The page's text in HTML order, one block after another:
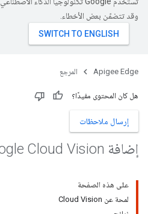
وقد تتضمّن بعض الأخطاء.
Apigee Edge المرجع
هل كان المحتوى مفيدًا؟
إرسال ملاحظات
إضافة Google Cloud Vision
على هذه الصفحة
لمحة عن Cloud Vision